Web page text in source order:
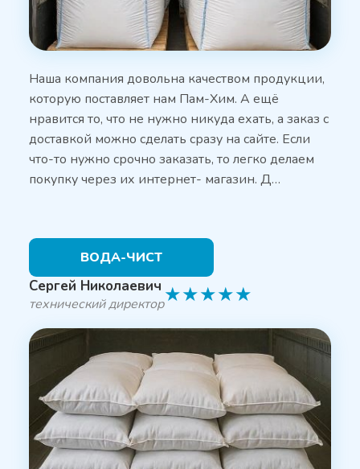
Наша компания довольна качеством продукции,
которую поставляет нам Пам-Хим. А ещё
нравится то, что не нужно никуда ехать, а заказ с
доставкой можно сделать сразу на сайте. Если
что-то нужно срочно заказать, то легко делаем
покупку через их интернет- магазин. Д…
ВОДА-ЧИСТ
Сергей Николаевич
технический директор★★★★★